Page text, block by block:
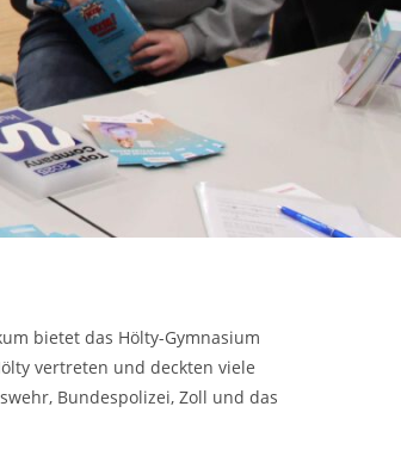
bietet das Hölty-Gymnasium
vertreten und deckten viele
Bundespolizei, Zoll und das